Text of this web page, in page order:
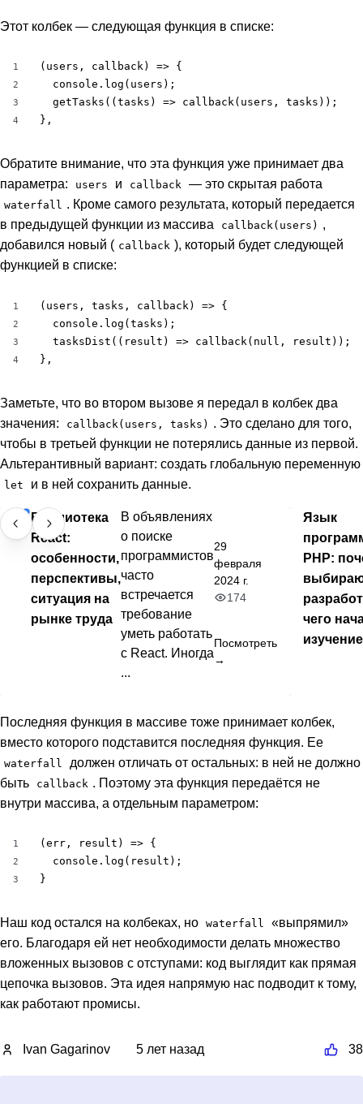
Этот колбек — следующая функция в списке:
1
2
3
4
(users, callback) => {
  console.log(users);
  getTasks((tasks) => callback(users, tasks));
},
Обратите внимание, что эта функция уже принимает два
параметра:
users и callback — это скрытая работа
waterfall . Кроме самого результата, который передается
в предыдущей функции из массива
callback(users) ,
добавился новый ( callback ), который будет следующей
функцией в списке:
1
2
3
4
(users, tasks, callback) => {
  console.log(tasks);
  tasksDist((result) => callback(null, result));
},
Заметьте, что во втором вызове я передал в колбек два
значения:
callback(users, tasks) . Это сделано для того,
чтобы в третьей функции не потерялись данные из первой.
Альтерантивный вариант: создать глобальную переменную
let и в ней сохранить данные.
Библиотека
React:
особенности,
перспективы,
ситуация на
рынке труда
В объявлениях
о поиске
программистов
часто
встречается
требование
уметь работать
с React. Иногда
...
29
февраля
2024 г.
174
Посмотреть
→
Язык
PHP:
чего
изучение
Последняя функция в массиве тоже принимает колбек,
вместо которого подставится последняя функция. Ее
waterfall
должен отличать от остальных: в ней не должно
быть
callback . Поэтому эта функция передаётся не
внутри массива, а отдельным параметром:
1
2
3
(err, result) => {
  console.log(result);
}
Наш код остался на колбеках, но waterfall
«выпрямил»
его. Благодаря ей нет необходимости делать множество
вложенных вызовов с отступами: код выглядит как прямая
цепочка вызовов. Эта идея напрямую нас подводит к тому,
как работают промисы.
Ivan Gagarinov 5 лет назад 38